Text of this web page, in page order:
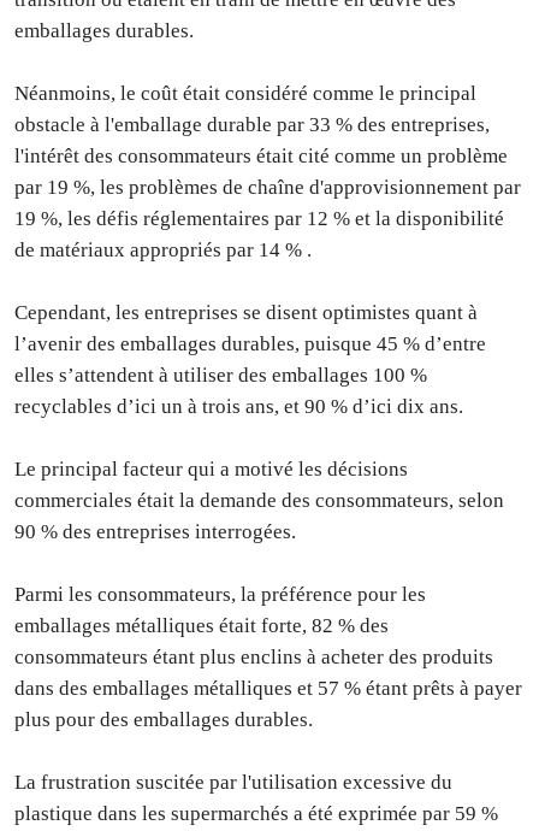
emballages durables.
Néanmoins, le coût était considéré comme le principal
obstacle à l'emballage durable par 33 % des entreprises,
l'intérêt des consommateurs était cité comme un problème
par 19 %, les problèmes de chaîne d'approvisionnement par
19 %, les défis réglementaires par 12 % et la disponibilité
de matériaux appropriés par 14 % .
Cependant, les entreprises se disent optimistes quant à
l’avenir des emballages durables, puisque 45 % d’entre
elles s’attendent à utiliser des emballages 100 %
recyclables d’ici un à trois ans, et 90 % d’ici dix ans.
Le principal facteur qui a motivé les décisions
commerciales était la demande des consommateurs, selon
90 % des entreprises interrogées.
Parmi les consommateurs, la préférence pour les
emballages métalliques était forte, 82 % des
consommateurs étant plus enclins à acheter des produits
dans des emballages métalliques et 57 % étant prêts à payer
plus pour des emballages durables.
La frustration suscitée par l'utilisation excessive du
plastique dans les supermarchés a été exprimée par 59 %